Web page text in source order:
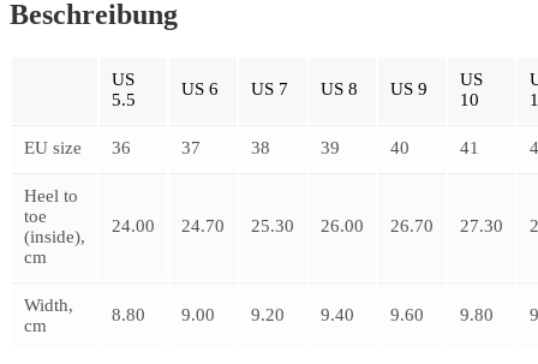
Beschreibung
US
5.5
US 6 US 7 US 8 US 9
US
10
EU size 36 37 38 39 40 41
Heel to
toe
(inside),
cm
24.00 24.70 25.30 26.00 26.70 27.30
Width,
cm
8.80 9.00 9.20 9.40 9.60 9.80